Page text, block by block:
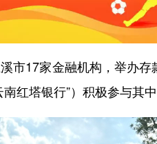
17家金融机构，举办存
红塔银行”）积极参与其中